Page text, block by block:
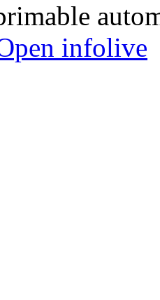
infolive